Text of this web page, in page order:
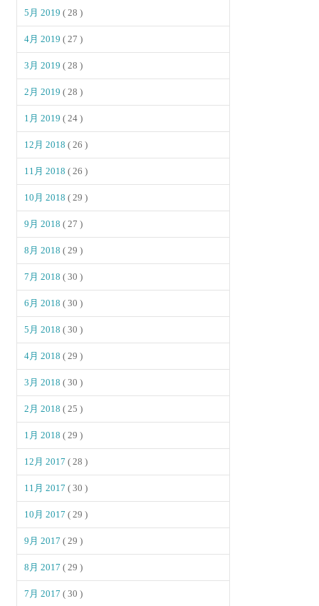
5月 2019( 28 )
4月 2019( 27 )
3月 2019( 28 )
2月 2019( 28 )
1月 2019( 24 )
12月 2018( 26 )
11月 2018( 26 )
10月 2018( 29 )
9月 2018( 27 )
8月 2018( 29 )
7月 2018( 30 )
6月 2018( 30 )
5月 2018( 30 )
4月 2018( 29 )
3月 2018( 30 )
2月 2018( 25 )
1月 2018( 29 )
12月 2017( 28 )
11月 2017( 30 )
10月 2017( 29 )
9月 2017( 29 )
8月 2017( 29 )
7月 2017( 30 )